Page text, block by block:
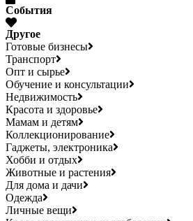
События
Другое
Готовые бизнесы
Транспорт
Опт и сырье
Обучение и консультации
Недвижимость
Красота и здоровье
Мамам и детям
Коллекционирование
Гаджеты, электроника
Хобби и отдых
Животные и растения
Для дома и дачи
Одежда
Личные вещи